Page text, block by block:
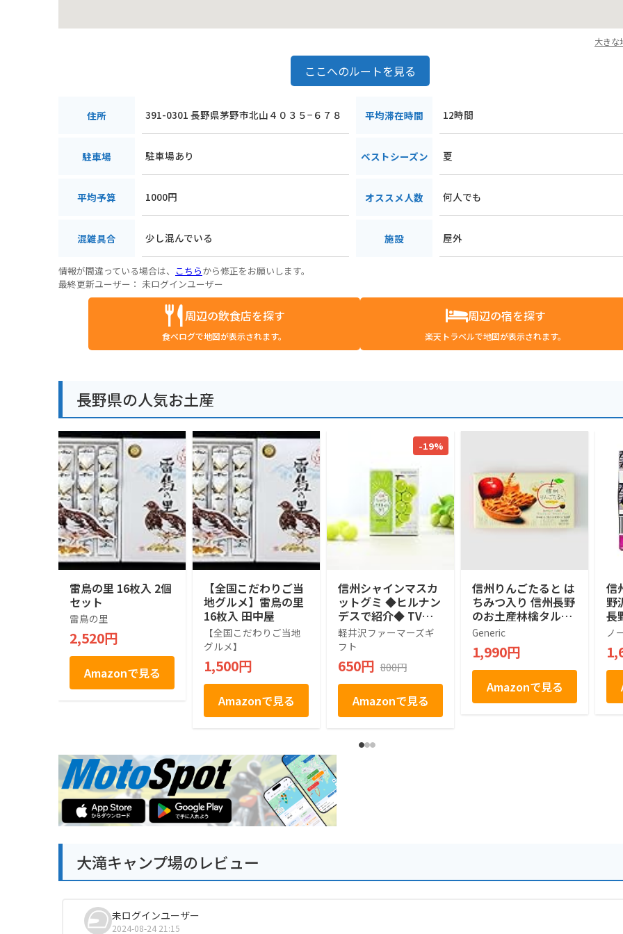
大きな
ここへのルートを見る
住所 391-0301 長野県茅野市北山４０３５−６７８ 平均滞在時間 12時間
駐車場 駐車場あり ベストシーズン 夏
平均予算 1000円 オススメ人数 何人でも
混雑具合 少し混んでいる 施設 屋外
情報が間違っている場合は、 こちらから修正をお願いします。
最終更新ユーザー： 未ログインユーザー
周辺の飲食店を探す
食べログで地図が表示されます。
周辺の宿を探す
楽天トラベルで地図が表示されます。
長野県の人気お土産
雷鳥の里 16枚入 2個
セット
雷鳥の里
2,520円
Amazonで見る
【全国こだわりご当
地グルメ】雷鳥の里
16枚入 田中屋
【全国こだわりご当地
グルメ】
1,500円
Amazonで見る
-19%
信州シャインマスカ
ットグミ ◆ヒルナン
デスで紹介◆ TVで
話題 売れ筋 人気ス
イーツ 人気 デザー
ト お取り寄せ お取
り寄せグルメ お菓子
駄菓子 個包装 グミ
ぶどう シャインマス
カット プレゼント
ギフト お土産 信州
産 信州 長野 小分け
軽井沢ファーマーズギ
フト
650円 800円
Amazonで見る
信州りんごたると は
ちみつ入り 信州長野
のお土産林檎タルト
(2箱, 6, 個入)
Generic
1,990円
Amazonで見る
信
野
長
ク
ノ
大滝キャンプ場のレビュー
未ログインユーザー
2024-08-24 21:15